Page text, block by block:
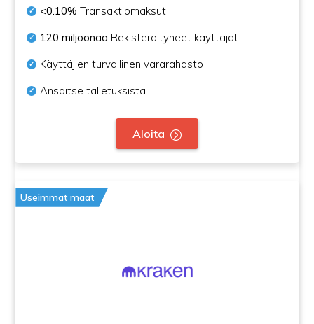
<0.10% Transaktiomaksut
120 miljoonaa Rekisteröityneet käyttäjät
Käyttäjien turvallinen vararahasto
Ansaitse talletuksista
Aloita
Useimmat maat